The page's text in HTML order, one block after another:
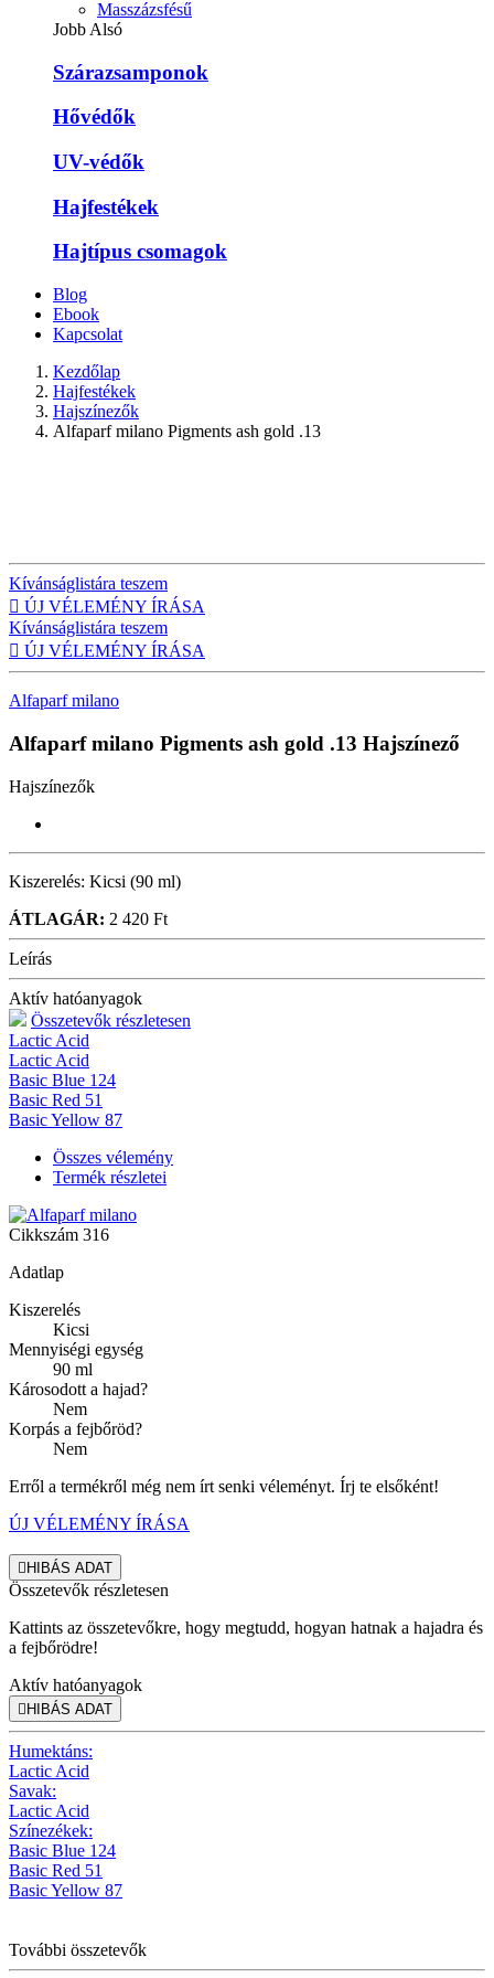
Masszázsfésű
Jobb Alsó
Szárazsamponok
Hővédők
UV-védők
Hajfestékek
Hajtípus csomagok
Blog
Ebook
Kapcsolat
Kezdőlap
Hajfestékek
Hajszínezők
Alfaparf milano Pigments ash gold .13
Kívánságlistára teszem
 ÚJ VÉLEMÉNY ÍRÁSA
Kívánságlistára teszem
 ÚJ VÉLEMÉNY ÍRÁSA
Alfaparf milano
Alfaparf milano Pigments ash gold .13 Hajszínező
Hajszínezők
Kiszerelés: Kicsi (90 ml)
ÁTLAGÁR: 2 420 Ft
Leírás
Aktív hatóanyagok
Összetevők részletesen
Lactic Acid
Lactic Acid
Basic Blue 124
Basic Red 51
Basic Yellow 87
Összes vélemény
Termék részletei
Cikkszám 316
Adatlap
Kiszerelés
Kicsi
Mennyiségi egység
90 ml
Károsodott a hajad?
Nem
Korpás a fejbőröd?
Nem
Erről a termékről még nem írt senki véleményt. Írj te elsőként!
ÚJ VÉLEMÉNY ÍRÁSA
HIBÁS ADAT
Összetevők részletesen
Kattints az összetevőkre, hogy megtudd, hogyan hatnak a hajadra és
a fejbőrödre!
Aktív hatóanyagok
HIBÁS ADAT
Humektáns:
Lactic Acid
Savak:
Lactic Acid
Színezékek:
Basic Blue 124
Basic Red 51
Basic Yellow 87
További összetevők